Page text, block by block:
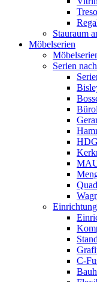
Stauraum
Möbelserien
Serien
C-